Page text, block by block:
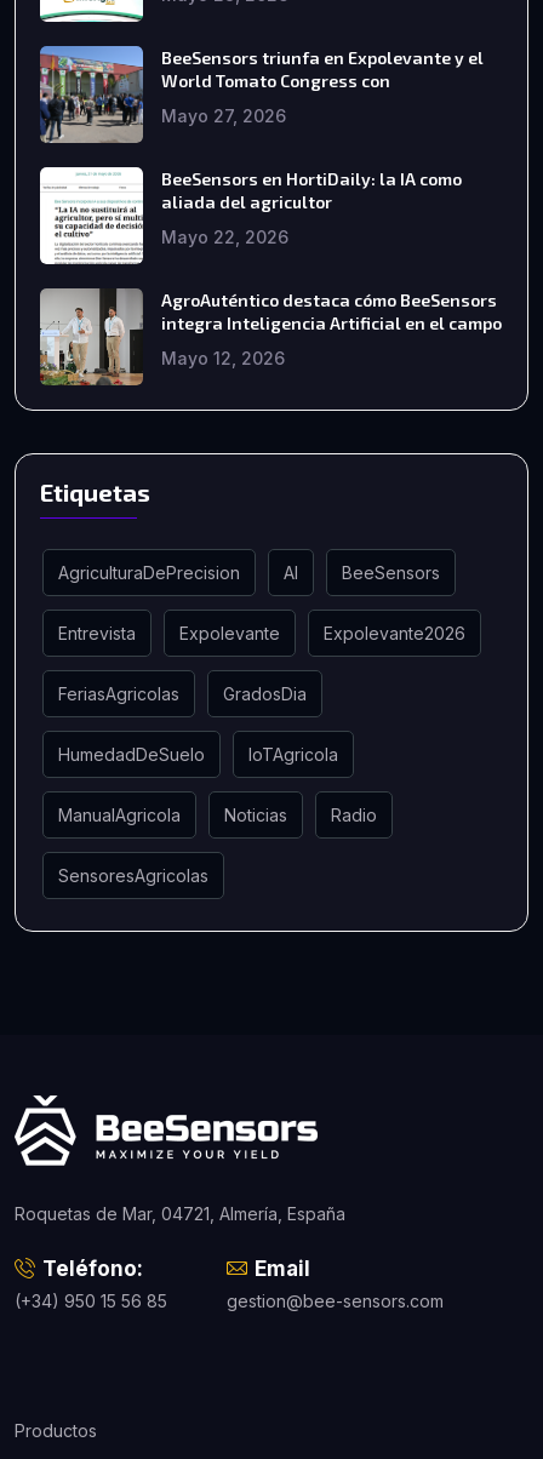
BeeSensors triunfa en Expolevante y el
World Tomato Congress con
Mayo 27, 2026
BeeSensors en HortiDaily: la IA como
aliada del agricultor
Mayo 22, 2026
AgroAuténtico destaca cómo BeeSensors
integra Inteligencia Artificial en el campo
Mayo 12, 2026
Etiquetas
AgriculturaDePrecision AI BeeSensors
Entrevista Expolevante Expolevante2026
FeriasAgricolas GradosDia
HumedadDeSuelo IoTAgricola
ManualAgricola Noticias Radio
SensoresAgricolas
Roquetas de Mar, 04721, Almería, España
Teléfono:
(+34) 950 15 56 85
Email
gestion@bee-sensors.com
Productos